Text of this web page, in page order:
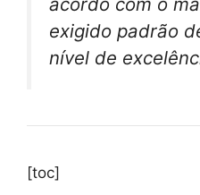
exigido padrão
nível de
[toc]